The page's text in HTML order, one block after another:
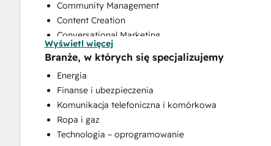
Community Management
Content Creation
Conversational Marketing
CRM Implementation
CRM Migration
Custom API Integrations
Customer Marketing
Customer Success Training
Customer Support Training
Customer Survey and Analysis
Wyświetl więcej
Branże, w których się specjalizujemy
Energia
Finanse i ubezpieczenia
Komunikacja telefoniczna i komórkowa
Ropa i gaz
Technologia – oprogramowanie